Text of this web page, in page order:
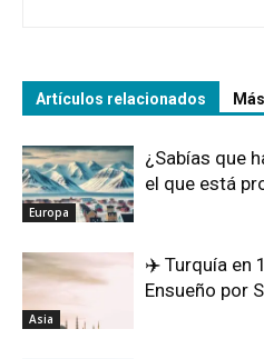
Artículos relacionados
Europa
¿Sabías que
el que está
Asia
✈️ Turquía en
Ensueño por